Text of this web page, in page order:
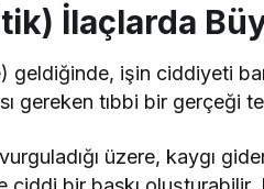
İlaçlarda
geldiğinde, işin ciddiyeti
gereken tıbbi bir gerçeği
üzere, kaygı